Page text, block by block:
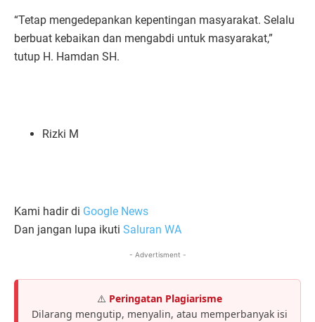
“Tetap mengedepankan kepentingan masyarakat. Selalu
berbuat kebaikan dan mengabdi untuk masyarakat,”
tutup H. Hamdan SH.
Rizki M
Kami hadir di Google News
Dan jangan lupa ikuti Saluran WA
- Advertisment -
⚠️ Peringatan Plagiarisme
Dilarang mengutip, menyalin, atau memperbanyak isi